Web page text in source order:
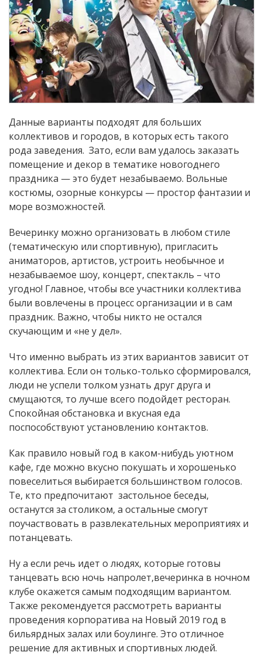
Данные варианты подходят для больших
коллективов и городов, в которых есть такого
рода заведения. Зато, если вам удалось заказать
помещение и декор в тематике новогоднего
праздника — это будет незабываемо. Вольные
костюмы, озорные конкурсы — простор фантазии и
море возможностей.
Вечеринку можно организовать в любом стиле
(тематическую или спортивную), пригласить
аниматоров, артистов, устроить необычное и
незабываемое шоу, концерт, спектакль – что
угодно! Главное, чтобы все участники коллектива
были вовлечены в процесс организации и в сам
праздник. Важно, чтобы никто не остался
скучающим и «не у дел».
Что именно выбрать из этих вариантов зависит от
коллектива. Если он только-только сформировался,
люди не успели толком узнать друг друга и
смущаются, то лучше всего подойдет ресторан.
Спокойная обстановка и вкусная еда
поспособствуют установлению контактов.
Как правило новый год в каком-нибудь уютном
кафе, где можно вкусно покушать и хорошенько
повеселиться выбирается большинством голосов.
Те, кто предпочитают застольное беседы,
останутся за столиком, а остальные смогут
поучаствовать в развлекательных мероприятиях и
потанцевать.
Ну а если речь идет о людях, которые готовы
танцевать всю ночь напролет,вечеринка в ночном
клубе окажется самым подходящим вариантом.
Также рекомендуется рассмотреть варианты
проведения корпоратива на Новый 2019 год в
бильярдных залах или боулинге. Это отличное
решение для активных и спортивных людей.